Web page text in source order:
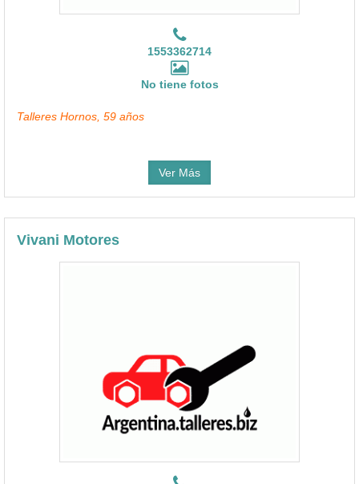
1553362714
No tiene fotos
Talleres Hornos, 59 años
Ver Más
Vivani Motores